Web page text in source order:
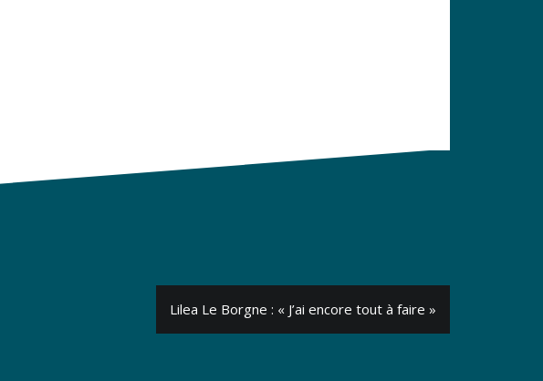
Lilea Le Borgne : « J’ai encore tout à faire »